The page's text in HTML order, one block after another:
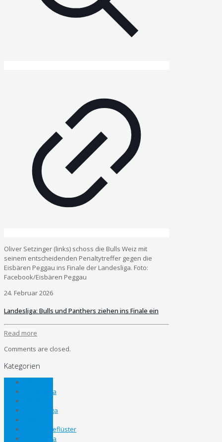
Oliver Setzinger (links) schoss die Bulls Weiz mit
seinem entscheidenden Penaltytreffer gegen die
Eisbären Peggau ins Finale der Landesliga. Foto:
Facebook/Eisbären Peggau
24. Februar 2026
Landesliga: Bulls und Panthers ziehen ins Finale ein
Read more
Comments are closed.
Kategorien
Bezirksliga
Gebietsliga
Kabinengeflüster
Landesliga